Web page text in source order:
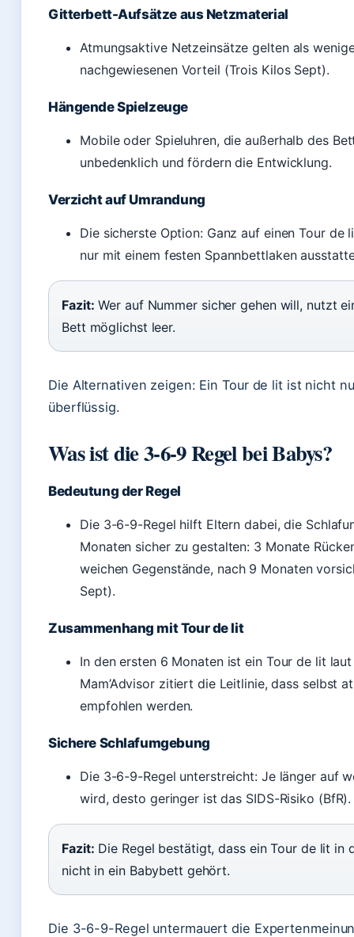
Gitterbett-Aufsätze aus Netzmaterial
Atmungsaktive Netzeinsätze gelten als
nachgewiesenen Vorteil (Trois Kilos Sept).
Hängende Spielzeuge
Mobile oder Spieluhren, die außerhalb des
unbedenklich und fördern die Entwicklung.
Verzicht auf Umrandung
Die sicherste Option: Ganz auf einen Tour
nur mit einem festen Spannbettlaken
Fazit: Wer auf Nummer sicher gehen will, nutzt
Bett möglichst leer.
Die Alternativen zeigen: Ein Tour de lit ist nicht
überflüssig.
Was ist die 3-6-9 Regel bei Babys?
Bedeutung der Regel
Die 3-6-9-Regel hilft Eltern dabei, die
Monaten sicher zu gestalten: 3 Monate
weichen Gegenstände, nach 9 Monaten
Sept).
Zusammenhang mit Tour de lit
In den ersten 6 Monaten ist ein Tour de lit
Mam’Advisor zitiert die Leitlinie, dass selbst
empfohlen werden.
Sichere Schlafumgebung
Die 3-6-9-Regel unterstreicht: Je länger auf
wird, desto geringer ist das SIDS-Risiko (BfR).
Fazit: Die Regel bestätigt, dass ein Tour de lit in
nicht in ein Babybett gehört.
Die 3-6-9-Regel untermauert die